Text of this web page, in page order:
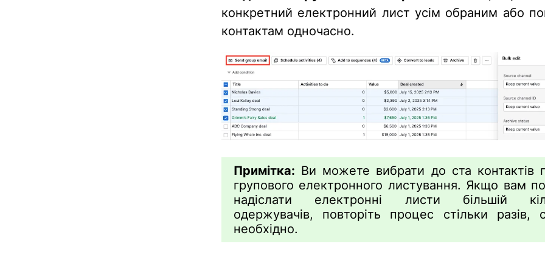
конкретний електронний лист усім обраним або
контактам одночасно.
Примітка: Ви можете вибрати до ста контактів
групового електронного листування. Якщо вам
надіслати електронні листи більшій
одержувачів, повторіть процес стільки разів,
необхідно.